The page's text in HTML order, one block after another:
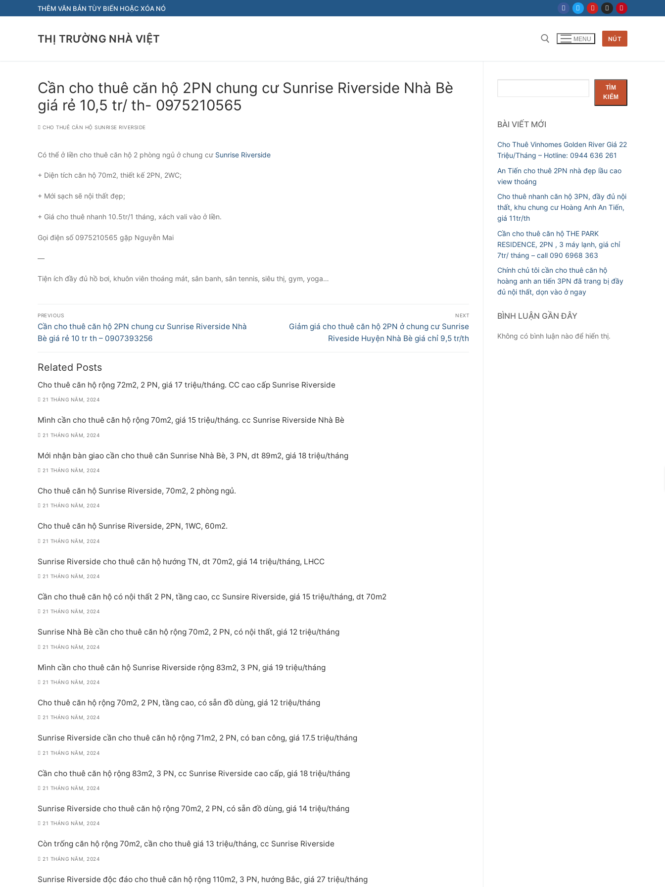
đến
THÊM VĂN BẢN TÙY BIẾN HOẶC XÓA NÓ
THỊ TRƯỜNG NHÀ VIỆT
Tìm kiếm cho:
MENU NÚT
Cần cho thuê căn hộ 2PN chung cư Sunrise Riverside Nhà Bè
giá rẻ 10,5 tr/ th- 0975210565
CHO THUÊ CĂN HỘ SUNRISE RIVERSIDE
Có thể ở liền cho thuê căn hộ 2 phòng ngủ ở chung cư Sunrise Riverside
+ Diện tích căn hộ 70m2, thiết kế 2PN, 2WC;
+ Mới sạch sẽ nội thất đẹp;
+ Giá cho thuê nhanh 10.5tr/1 tháng, xách vali vào ở liền.
Gọi điện số 0975210565 gặp Nguyễn Mai
—
Tiện ích đầy đủ hồ bơi, khuôn viên thoáng mát, sân banh, sân tennis, siêu thị, gym, yoga…
Điều
hướng
bài
viết
PREVIOUS
Previous
post:
Cần cho thuê căn hộ 2PN chung cư Sunrise Riverside Nhà
Bè giá rẻ 10 tr th – 0907393256
NEXT
Next
Giảm giá cho thuê căn hộ 2PN ở chung cư Sunrise
Riveside Huyện Nhà Bè giá chỉ 9,5 tr/th
Related Posts
Cho thuê căn hộ rộng 72m2, 2 PN, giá 17 triệu/tháng. CC cao cấp Sunrise Riverside
21 THÁNG NĂM, 2024
Mình cần cho thuê căn hộ rộng 70m2, giá 15 triệu/tháng. cc Sunrise Riverside Nhà Bè
21 THÁNG NĂM, 2024
Mới nhận bàn giao cần cho thuê căn Sunrise Nhà Bè, 3 PN, dt 89m2, giá 18 triệu/tháng
21 THÁNG NĂM, 2024
Cho thuê căn hộ Sunrise Riverside, 70m2, 2 phòng ngủ.
21 THÁNG NĂM, 2024
Cho thuê căn hộ Sunrise Riverside, 2PN, 1WC, 60m2.
21 THÁNG NĂM, 2024
Sunrise Riverside cho thuê căn hộ hướng TN, dt 70m2, giá 14 triệu/tháng, LHCC
21 THÁNG NĂM, 2024
Cần cho thuê căn hộ có nội thất 2 PN, tầng cao, cc Sunsire Riverside, giá 15 triệu/tháng, dt 70m2
21 THÁNG NĂM, 2024
Sunrise Nhà Bè cần cho thuê căn hộ rộng 70m2, 2 PN, có nội thất, giá 12 triệu/tháng
21 THÁNG NĂM, 2024
Mình cần cho thuê căn hộ Sunrise Riverside rộng 83m2, 3 PN, giá 19 triệu/tháng
21 THÁNG NĂM, 2024
Cho thuê căn hộ rộng 70m2, 2 PN, tầng cao, có sẵn đồ dùng, giá 12 triệu/tháng
21 THÁNG NĂM, 2024
Sunrise Riverside cần cho thuê căn hộ rộng 71m2, 2 PN, có ban công, giá 17.5 triệu/tháng
21 THÁNG NĂM, 2024
Cần cho thuê căn hộ rộng 83m2, 3 PN, cc Sunrise Riverside cao cấp, giá 18 triệu/tháng
21 THÁNG NĂM, 2024
Sunrise Riverside cho thuê căn hộ rộng 70m2, 2 PN, có sẵn đồ dùng, giá 14 triệu/tháng
21 THÁNG NĂM, 2024
Còn trống căn hộ rộng 70m2, cần cho thuê giá 13 triệu/tháng, cc Sunrise Riverside
21 THÁNG NĂM, 2024
Sunrise Riverside độc đáo cho thuê căn hộ rộng 110m2, 3 PN, hướng Bắc, giá 27 triệu/tháng
kiếm
TÌM
KIẾM
BÀI VIẾT MỚI
Cho Thuê Vinhomes Golden River Giá 22
Triệu/Tháng – Hotline: 0944 636 261
An Tiến cho thuê 2PN nhà đẹp lầu cao
view thoáng
Cho thuê nhanh căn hộ 3PN, đầy đủ nội
thất, khu chung cư Hoàng Anh An Tiến,
giá 11tr/th
Cần cho thuê căn hộ THE PARK
RESIDENCE, 2PN , 3 máy lạnh, giá chỉ
7tr/ tháng – call 090 6968 363
Chính chủ tôi cần cho thuê căn hộ
hoàng anh an tiến 3PN đã trang bị đầy
đủ nội thất, dọn vào ở ngay
BÌNH LUẬN GẦN ĐÂY
Không có bình luận nào để hiển thị.